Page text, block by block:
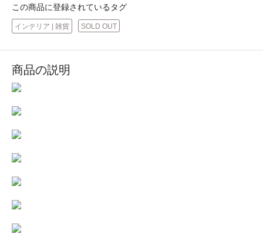
この商品に登録されているタグ
インテリア | 雑貨 SOLD OUT
商品の説明